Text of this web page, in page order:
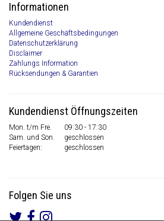
Informationen
Kundendienst
Allgemeine Geschäftsbedingungen
Datenschutzerklärung
Disclaimer
Zahlungs Information
Rücksendungen & Garantien
Kundendienst Öffnungszeiten
Mon. t/m Fre.
09:30 - 17:30
Sam. und Son.
geschlossen
Feiertagen:
geschlossen
Folgen Sie uns